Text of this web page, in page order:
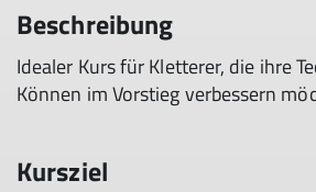
Beschreibung
Idealer Kurs für Kletterer, die ihre
Können im Vorstieg verbessern
Kursziel